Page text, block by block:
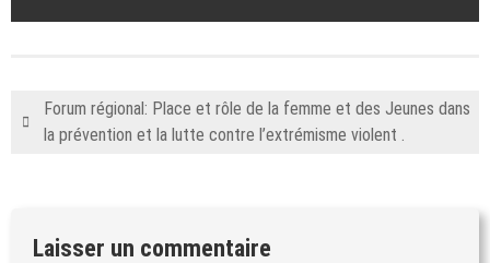
Forum régional: Place et rôle de la femme et des Jeunes dans
la prévention et la lutte contre l’extrémisme violent .
Laisser un commentaire